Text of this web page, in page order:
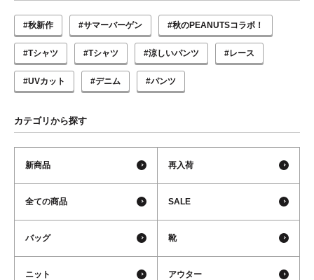
#秋新作 #サマーバーゲン #秋のPEANUTSコラボ！
#Tシャツ #Tシャツ #涼しいパンツ #レース
#UVカット #デニム #パンツ
カテゴリから探す
新商品 再入荷
全ての商品 SALE
バッグ 靴
ニット アウター